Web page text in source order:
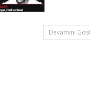
Devamını